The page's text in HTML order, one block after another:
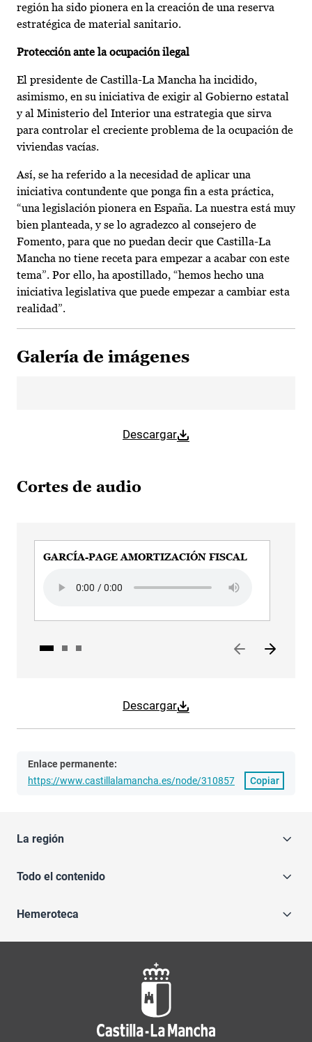
región ha sido pionera en la creación de una reserva
estratégica de material sanitario.
Protección ante la ocupación ilegal
El presidente de Castilla-La Mancha ha incidido,
asimismo, en su iniciativa de exigir al Gobierno estatal
y al Ministerio del Interior una estrategia que sirva
para controlar el creciente problema de la ocupación de
viviendas vacías.
Así, se ha referido a la necesidad de aplicar una
iniciativa contundente que ponga fin a esta práctica,
“una legislación pionera en España. La nuestra está muy
bien planteada, y se lo agradezco al consejero de
Fomento, para que no puedan decir que Castilla-La
Mancha no tiene receta para empezar a acabar con este
tema”. Por ello, ha apostillado, “hemos hecho una
iniciativa legislativa que puede empezar a cambiar esta
realidad”.
Galería de imágenes
Descargar
Cortes de audio
Descargar
GARCÍA-PAGE AMORTIZACIÓN FISCAL
Enlace permanente:
https://www.castillalamancha.es/node/310857
Copiar
La región
Todo el contenido
Hemeroteca